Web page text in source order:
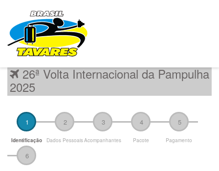
26ª Volta Internacional da Pampulha
2025
1
Identificação
2
Dados Pessoais
3
Acompanhantes
4
Pacote
5
Pagamento
6